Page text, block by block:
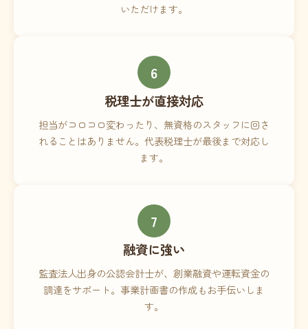
いただけます。
6
税理士が直接対応
担当がコロコロ変わったり、無資格のスタッフに回さ
れることはありません。代表税理士が最後まで対応し
ます。
7
融資に強い
監査法人出身の公認会計士が、創業融資や運転資金の
調達をサポート。事業計画書の作成もお手伝いしま
す。